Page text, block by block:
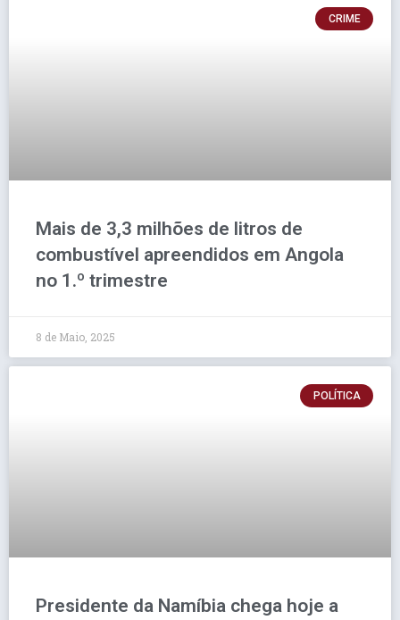
CRIME
Mais de 3,3 milhões de litros de
combustível apreendidos em Angola
no 1.º trimestre
8 de Maio, 2025
POLÍTICA
Presidente da Namíbia chega hoje a